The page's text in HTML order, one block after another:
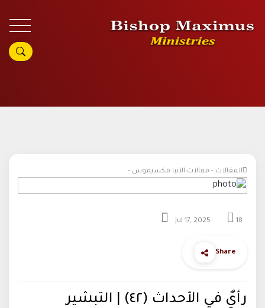
المقالات - مقالات الانبا مكسيموس -
Jul 17, 2025 18
Share
رأيٌ في الأحداث (٤٢) | التبشير